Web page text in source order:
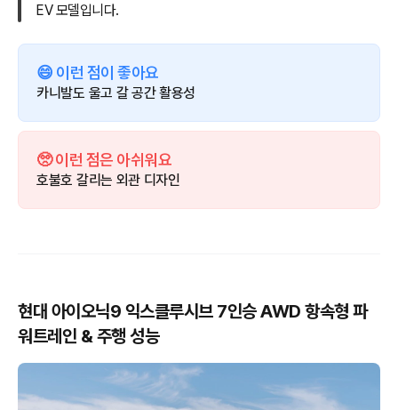
EV 모델입니다.
😄 이런 점이 좋아요
카니발도 울고 갈 공간 활용성
🥺 이런 점은 아쉬워요
호불호 갈리는 외관 디자인
현대 아이오닉9 익스클루시브 7인승 AWD 항속형 파
워트레인 & 주행 성능